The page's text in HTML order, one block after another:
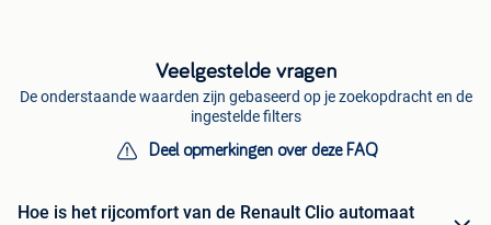
Veelgestelde vragen
De onderstaande waarden zijn gebaseerd op je zoekopdracht en de
ingestelde filters
Deel opmerkingen over deze FAQ
Hoe is het rijcomfort van de Renault Clio automaat